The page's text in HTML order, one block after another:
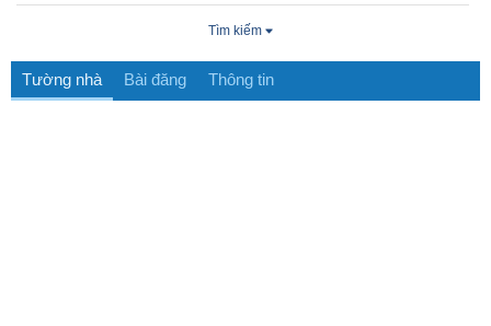
Tìm kiếm
Tường nhà Bài đăng Thông tin